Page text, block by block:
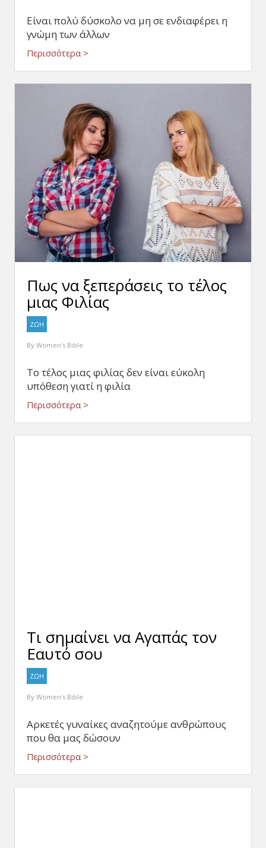
Είναι πολύ δύσκολο να μη σε ενδιαφέρει η
γνώμη των άλλων
Περισσότερα >
Πως να ξεπεράσεις το τέλος
μιας Φιλίας
ΖΩΗ
By Women's Bible
Το τέλος μιας φιλίας δεν είναι εύκολη
υπόθεση γιατί η φιλία
Περισσότερα >
Τι σημαίνει να Αγαπάς τον
Εαυτό σου
ΖΩΗ
By Women's Bible
Αρκετές γυναίκες αναζητούμε ανθρώπους
που θα μας δώσουν
Περισσότερα >